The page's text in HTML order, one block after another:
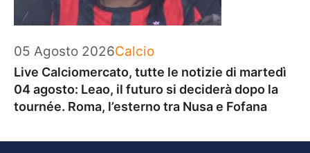
05 Agosto 2026Categorie
Calcio
Live Calciomercato, tutte le notizie di martedì
04 agosto: Leao, il futuro si deciderà dopo la
tournée. Roma, l’esterno tra Nusa e Fofana